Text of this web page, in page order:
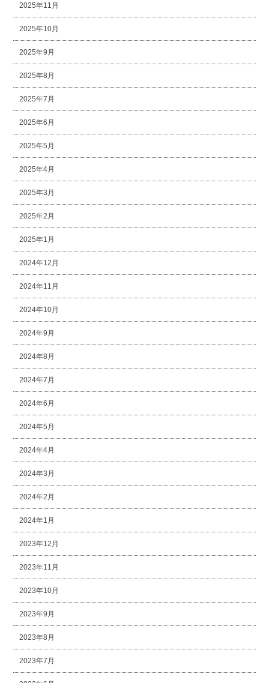
2025年11月
2025年10月
2025年9月
2025年8月
2025年7月
2025年6月
2025年5月
2025年4月
2025年3月
2025年2月
2025年1月
2024年12月
2024年11月
2024年10月
2024年9月
2024年8月
2024年7月
2024年6月
2024年5月
2024年4月
2024年3月
2024年2月
2024年1月
2023年12月
2023年11月
2023年10月
2023年9月
2023年8月
2023年7月